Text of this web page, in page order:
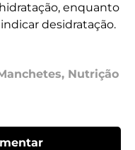
enquanto
desidratação.
, Nutrição